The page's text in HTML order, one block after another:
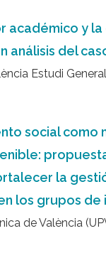
académico y la
análisis del
Estudi General
social como
la
los grupos de
de València